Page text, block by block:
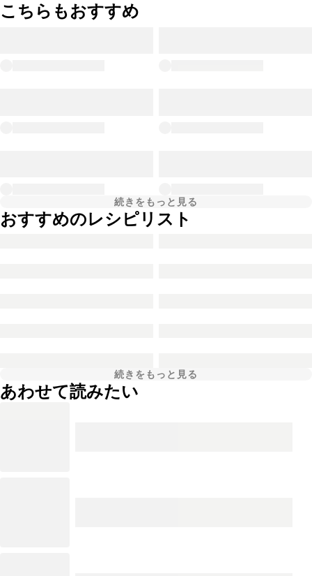
こちらもおすすめ
続きをもっと見る
おすすめのレシピリスト
続きをもっと見る
あわせて読みたい